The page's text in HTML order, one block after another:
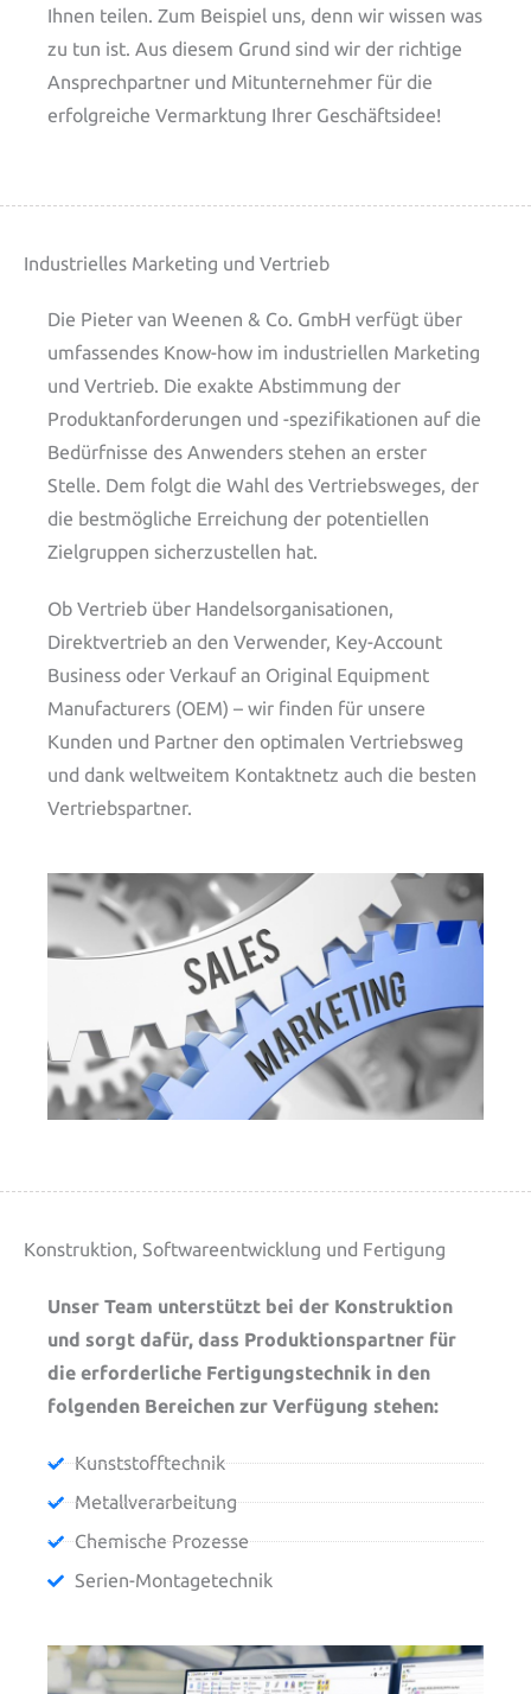
Ihnen teilen. Zum Beispiel uns, denn wir wissen was
zu tun ist. Aus diesem Grund sind wir der richtige
Ansprechpartner und Mitunternehmer für die
erfolgreiche Vermarktung Ihrer Geschäftsidee!
Industrielles Marketing und Vertrieb
Die Pieter van Weenen & Co. GmbH verfügt über
umfassendes Know-how im industriellen Marketing
und Vertrieb. Die exakte Abstimmung der
Produktanforderungen und -spezifikationen auf die
Bedürfnisse des Anwenders stehen an erster
Stelle. Dem folgt die Wahl des Vertriebsweges, der
die bestmögliche Erreichung der potentiellen
Zielgruppen sicherzustellen hat.
Ob Vertrieb über Handelsorganisationen,
Direktvertrieb an den Verwender, Key-Account
Business oder Verkauf an Original Equipment
Manufacturers (OEM) – wir finden für unsere
Kunden und Partner den optimalen Vertriebsweg
und dank weltweitem Kontaktnetz auch die besten
Vertriebspartner.
Konstruktion, Softwareentwicklung und Fertigung
Unser Team unterstützt bei der Konstruktion
und sorgt dafür, dass Produktionspartner für
die erforderliche Fertigungstechnik in den
folgenden Bereichen zur Verfügung stehen:
Kunststofftechnik
Metallverarbeitung
Chemische Prozesse
Serien-Montagetechnik